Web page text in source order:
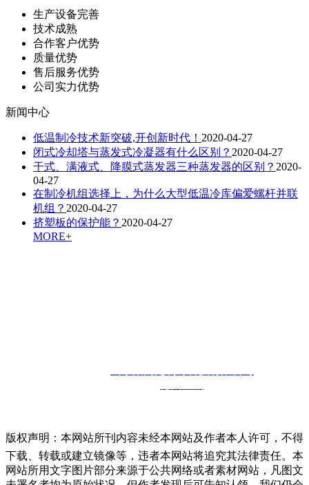
生产设备完善
技术成熟
合作客户优势
质量优势
售后服务优势
公司实力优势
新闻中心
低温制冷技术新突破,开创新时代！ 2020-04-27
闭式冷却塔与蒸发式冷凝器有什么区别？ 2020-04-27
干式、满液式、降膜式蒸发器三种蒸发器的区别？ 2020-
04-27
在制冷机组选择上，为什么大型低温冷库偏爱螺杆并联
机组？ 2020-04-27
挤塑板的保护能？ 2020-04-27
MORE+
版权声明：本网站所刊内容未经本网站及作者本人许可，不得
下载、转载或建立镜像等，违者本网站将追究其法律责任。本
网站所用文字图片部分来源于公共网络或者素材网站，凡图文